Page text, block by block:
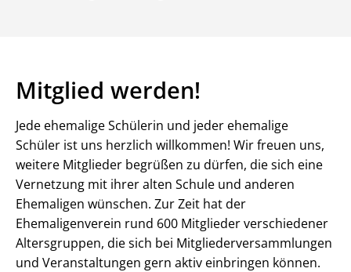
Mitglied werden!
Jede ehemalige Schülerin und jeder ehemalige
Schüler ist uns herzlich willkommen! Wir freuen uns,
weitere Mitglieder begrüßen zu dürfen, die sich eine
Vernetzung mit ihrer alten Schule und anderen
Ehemaligen wünschen. Zur Zeit hat der
Ehemaligenverein rund 600 Mitglieder verschiedener
Altersgruppen, die sich bei Mitgliederversammlungen
und Veranstaltungen gern aktiv einbringen können.